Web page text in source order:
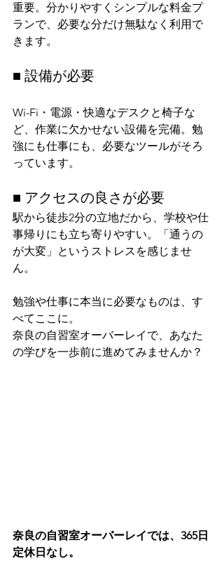
重要。分かりやすくシンプルな料金プ
ランで、必要な分だけ無駄なく利用で
きます。
■ 設備が必要
Wi-Fi・電源・快適なデスクと椅子な
ど、作業に欠かせない設備を完備。勉
強にも仕事にも、必要なツールがそろ
っています。
■ アクセスの良さが必要
駅から徒歩2分の立地だから、学校や仕
事帰りにも立ち寄りやすい。「通うの
が大変」というストレスを感じませ
ん。
勉強や仕事に本当に必要なものは、す
べてここに。
奈良の自習室オーバーレイで、あなた
の学びを一歩前に進めてみませんか？
奈良の自習室オーバーレイでは、365日
定休日なし。